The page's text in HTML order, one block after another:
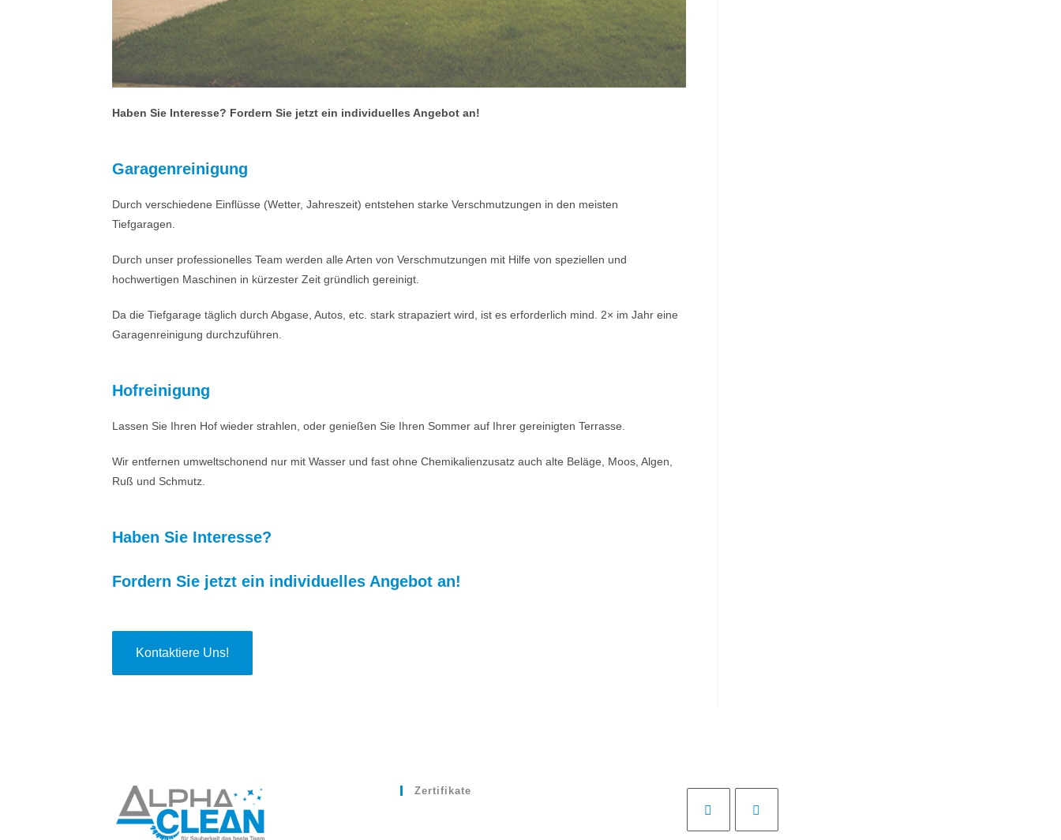
Haben Sie Interesse? Fordern Sie jetzt ein individuelles Angebot an!
Garagenreinigung
Durch verschiedene Einflüsse (Wetter, Jahreszeit) entstehen starke Verschmutzungen in den meisten
Tiefgaragen.
Durch unser professionelles Team werden alle Arten von Verschmutzungen mit Hilfe von speziellen und
hochwertigen Maschinen in kürzester Zeit gründlich gereinigt.
Da die Tiefgarage täglich durch Abgase, Autos, etc. stark strapaziert wird, ist es erforderlich mind. 2× im Jahr eine
Garagenreinigung durchzuführen.
Hofreinigung
Lassen Sie Ihren Hof wieder strahlen, oder genießen Sie Ihren Sommer auf Ihrer gereinigten Terrasse.
Wir entfernen umweltschonend nur mit Wasser und fast ohne Chemikalienzusatz auch alte Beläge, Moos, Algen,
Ruß und Schmutz.
Haben Sie Interesse?
Fordern Sie jetzt ein individuelles Angebot an!
Kontaktiere Uns!
Zertifikate